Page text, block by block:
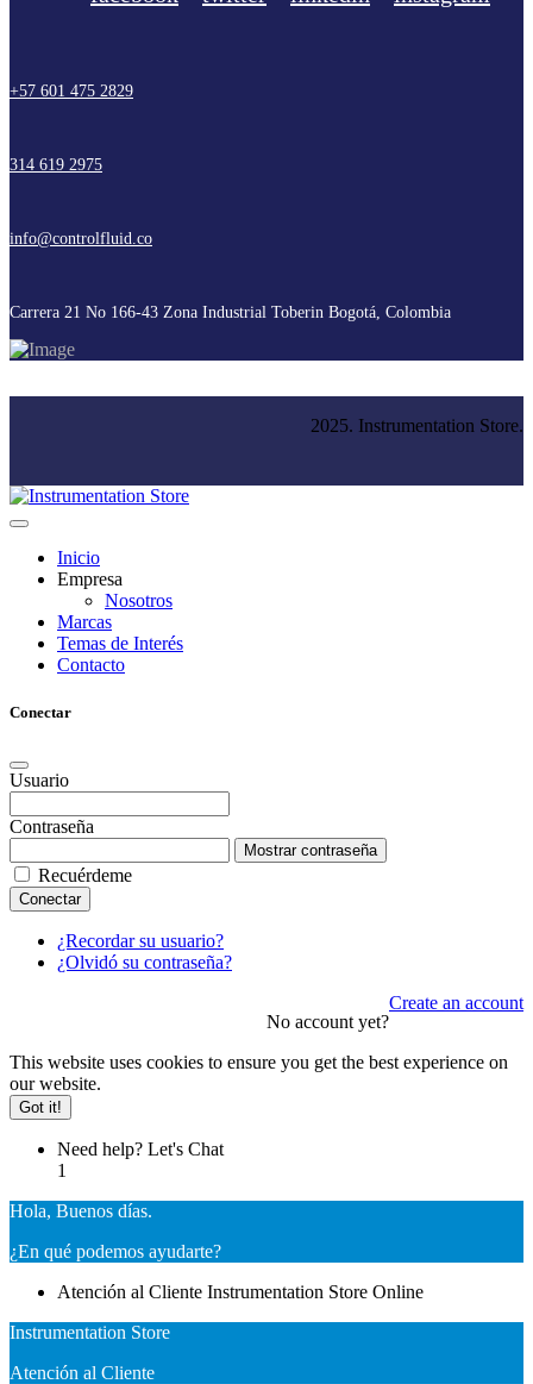
+57 601 475 2829
314 619 2975
info@controlfluid.co
Carrera 21 No 166-43 Zona Industrial Toberin Bogotá, Colombia
2025. Instrumentation Store.
Inicio
Empresa
Nosotros
Marcas
Temas de Interés
Contacto
Conectar
Usuario
Contraseña
Mostrar contraseña
Recuérdeme
Conectar
¿Recordar su usuario?
¿Olvidó su contraseña?
No account yet?
Create an account
This website uses cookies to ensure you get the best experience on
our website.
Got it!
Need help? Let's Chat
1
Hola, Buenos días.
¿En qué podemos ayudarte?
Atención al Cliente Instrumentation Store Online
Instrumentation Store
Atención al Cliente